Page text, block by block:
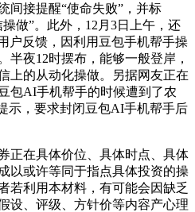
间接提醒“使命失败”，并标
做”。此外，12月3日上午，还
户反馈，因利用豆包手机帮手操
半夜12时摆布，能够一般登岸，
上的从动化操做。另据网友正在
包AI手机帮手的时候遭到了农
示，要求封闭豆包AI手机帮手后
在具体价位、具体时点、具体
以或许等同于指点具体投资的操
若利用本材料，有可能会因缺乏
设、评级、方针价等内容产心理